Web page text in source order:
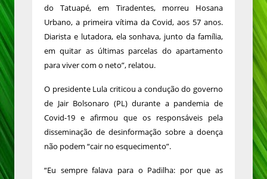
do Tatuapé, em Tiradentes, morreu Hosana
Urbano, a primeira vítima da Covid, aos 57 anos.
Diarista e lutadora, ela sonhava, junto da família,
em quitar as últimas parcelas do apartamento
para viver com o neto”, relatou.
O presidente Lula criticou a condução do governo
de Jair Bolsonaro (PL) durante a pandemia de
Covid-19 e afirmou que os responsáveis pela
disseminação de desinformação sobre a doença
não podem “cair no esquecimento”.
“Eu sempre falava para o Padilha: por que as